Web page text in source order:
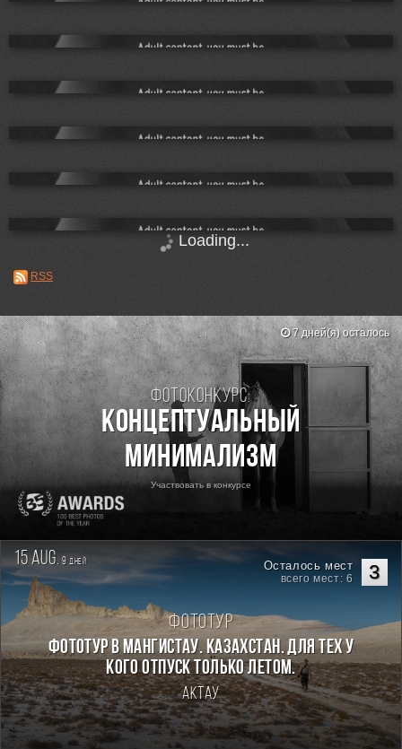
Loading...
RSS
Фотоконкурс:
Концептуальный
минимализм
Участвовать в конкурсе
7 дней(я) осталось
15 aug. 9дней 3
Осталось мест
всего мест: 6
Фототур
Фототур в Мангистау. Казахстан. Для тех у
кого отпуск только летом.
Актау